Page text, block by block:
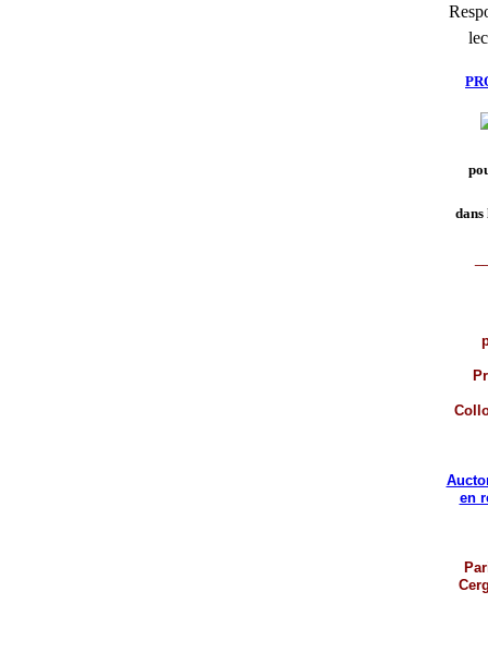
en